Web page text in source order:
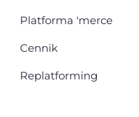
Platforma 'merce
Cennik
Replatforming